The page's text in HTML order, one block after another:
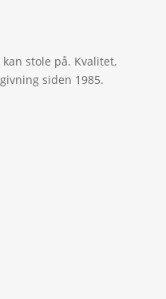
stole på. Kvalitet,
siden 1985.